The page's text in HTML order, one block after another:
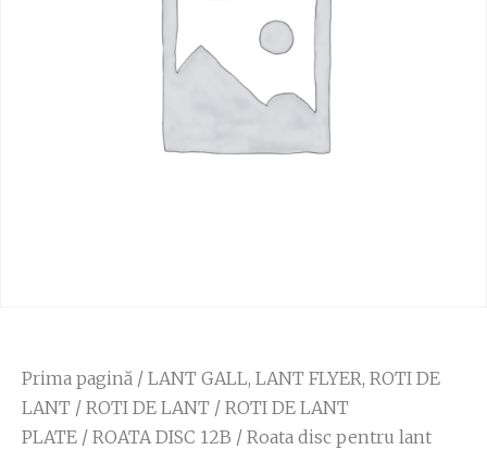
Prima pagină / LANT GALL, LANT FLYER, ROTI DE
LANT / ROTI DE LANT / ROTI DE LANT
PLATE / ROATA DISC 12B / Roata disc pentru lant